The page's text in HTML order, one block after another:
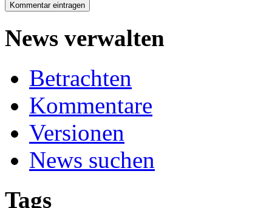
News verwalten
Betrachten
Kommentare
Versionen
News suchen
Tags